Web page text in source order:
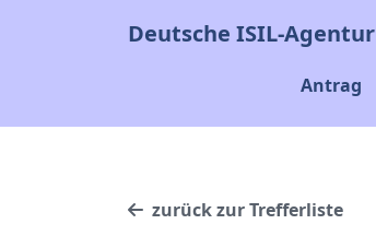
Deutsche ISIL-Agentur
Antrag
zurück zur Trefferliste